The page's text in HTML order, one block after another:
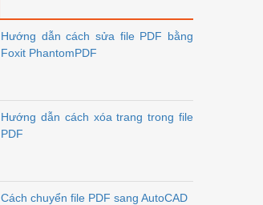
Hướng dẫn cách sửa file PDF bằng
Foxit PhantomPDF
Hướng dẫn cách xóa trang trong file
PDF
Cách chuyển file PDF sang AutoCAD